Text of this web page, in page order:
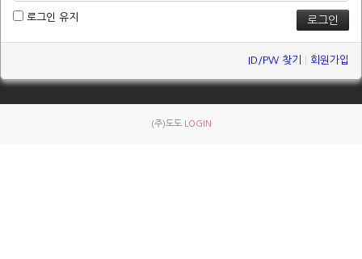
로그인 유지
ID/PW 찾기 회원가입
(주)도도 LOGIN